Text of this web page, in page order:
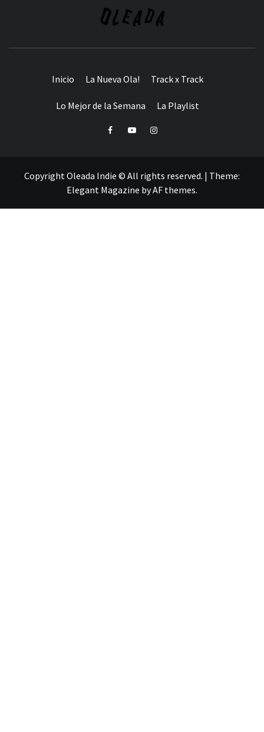
Inicio La Nueva Ola! Track x Track
Lo Mejor de la Semana La Playlist
FacebookYoutubeInstagram
Copyright Oleada Indie © All rights reserved. | Theme:
Elegant Magazine byAF themes.